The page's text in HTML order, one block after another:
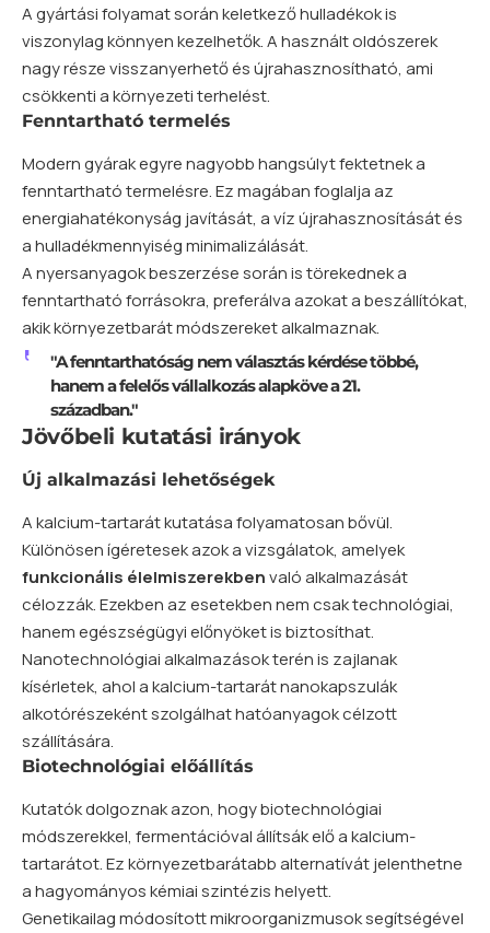
A gyártási folyamat során keletkező hulladékok is
viszonylag könnyen kezelhetők. A használt oldószerek
nagy része visszanyerhető és újrahasznosítható, ami
csökkenti a környezeti terhelést.
Fenntartható termelés
Modern gyárak egyre nagyobb hangsúlyt fektetnek a
fenntartható termelésre. Ez magában foglalja az
energiahatékonyság javítását, a víz újrahasznosítását és
a hulladékmennyiség minimalizálását.
A nyersanyagok beszerzése során is törekednek a
fenntartható forrásokra, preferálva azokat a beszállítókat,
akik környezetbarát módszereket alkalmaznak.
"A fenntarthatóság nem választás kérdése többé,
hanem a felelős vállalkozás alapköve a 21.
században."
Jövőbeli kutatási irányok
Új alkalmazási lehetőségek
A kalcium-tartarát kutatása folyamatosan bővül.
Különösen ígéretesek azok a vizsgálatok, amelyek
funkcionális élelmiszerekbenvaló alkalmazását
célozzák. Ezekben az esetekben nem csak technológiai,
hanem egészségügyi előnyöket is biztosíthat.
Nanotechnológiai alkalmazások terén is zajlanak
kísérletek, ahol a kalcium-tartarát nanokapszulák
alkotórészeként szolgálhat hatóanyagok célzott
szállítására.
Biotechnológiai előállítás
Kutatók dolgoznak azon, hogy biotechnológiai
módszerekkel, fermentációval állítsák elő a kalcium-
tartarátot. Ez környezetbarátabb alternatívát jelenthetne
a hagyományos kémiai szintézis helyett.
Genetikailag módosított mikroorganizmusok segítségével